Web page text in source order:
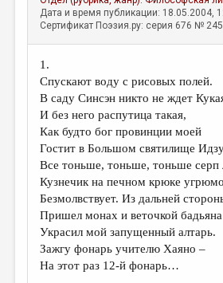
КОММЕНТАРИИ
ЛИТСАЛОН
НОВОСТИ
ПРАВИЛА САЙТА
ОТДЕЛЫ И РУБРИКИ
ИЗБРАННОЕ
ДАЙДЖЕСТ
ПРОИЗВЕДЕНИЯ
ПЕРЕВОДЫ
КОНКУРСЫ
Дата и время публикации: 18.05.2004,
Сертификат Поэзия.ру: серия 676 №
1.
Спускают воду с рисовых полей.
В саду Синсэн никто не ждет
И без него распутица такая,
Как будто бог провинции моей
Гостит в Большом святилище
Все тоньше, тоньше, тоньше серп
Кузнечик на печном крюке угрюмо
Безмолвствует. Из дальней
Пришел монах и веточкой бадьяна
Украсил мой запущенный алтарь.
Зажгу фонарь учителю Хаяно –
На этот раз 12-й фонарь…